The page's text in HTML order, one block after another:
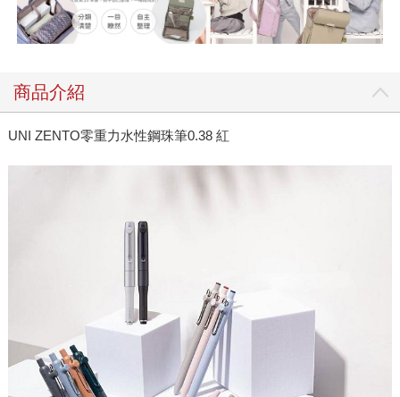
商品介紹
UNI ZENTO零重力水性鋼珠筆0.38 紅